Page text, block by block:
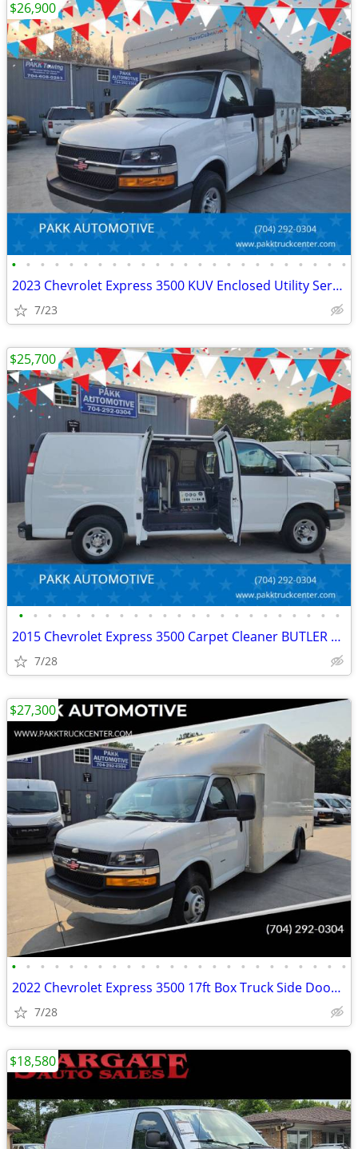
• • • • • • • • • • • • • • • • • • • • • • • •
2023 Chevrolet Express 3500 KUV Enclosed Utility Service Plumber Truck
7/23
$26,900
• • • • • • • • • • • • • • • • • • • • • • •
2015 Chevrolet Express 3500 Carpet Cleaner BUTLER CLEANING SYSTEM
7/28
$25,700
• • • • • • • • • • • • • • • • • • • • • • • •
2022 Chevrolet Express 3500 17ft Box Truck Side Door Delivery Van
7/28
$27,300
$18,580